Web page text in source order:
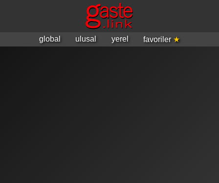
global ulusal yerel favoriler ★